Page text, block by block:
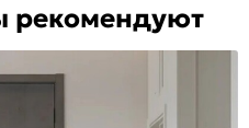
рекомендуют